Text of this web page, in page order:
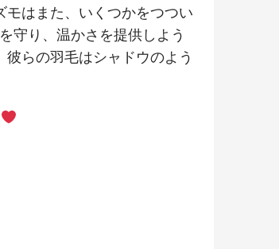
はまた、いくつかをつつい
守り、温かさを提供しよう
らの羽毛はシャドウのよう